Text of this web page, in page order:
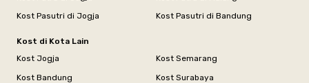
Kost Pasutri di Jogja
Kost Pasutri di Bandung
Kost di Kota Lain
Kost Jogja
Kost Semarang
Kost Bandung
Kost Surabaya